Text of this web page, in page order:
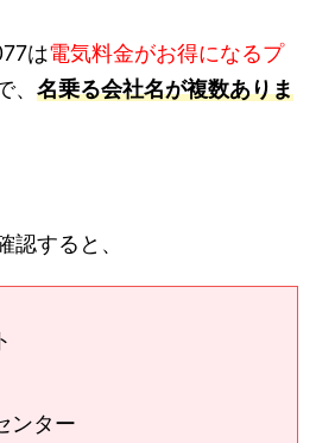
は電気料金がお得になるプ
、 名乗る会社名が複数ありま
認すると、
ンター